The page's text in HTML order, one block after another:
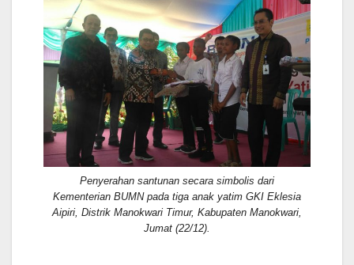
Penyerahan santunan secara simbolis dari
Kementerian BUMN pada tiga anak yatim GKI Eklesia
Aipiri, Distrik Manokwari Timur, Kabupaten Manokwari,
Jumat (22/12).